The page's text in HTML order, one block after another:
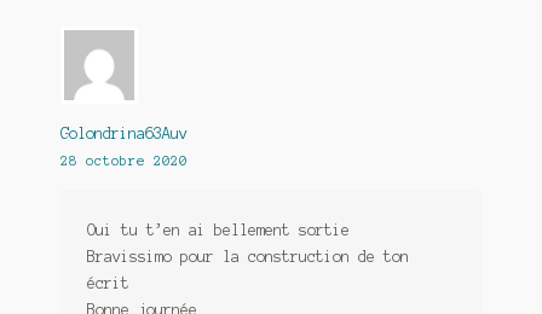
Golondrina63Auv
28 octobre 2020
Oui tu t’en ai bellement sortie
Bravissimo pour la construction de ton
écrit
Bonne journée